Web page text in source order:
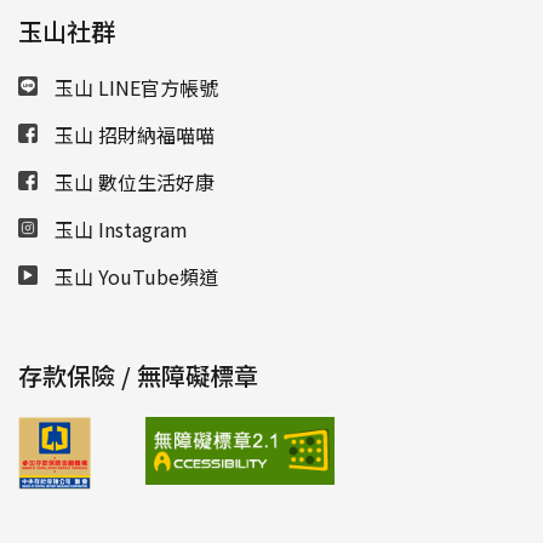
玉山社群
玉山 LINE官方帳號
玉山 招財納福喵喵
玉山 數位生活好康
玉山 Instagram
玉山 YouTube頻道
存款保險 / 無障礙標章